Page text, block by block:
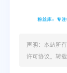
声明：本站所
许可协议。转